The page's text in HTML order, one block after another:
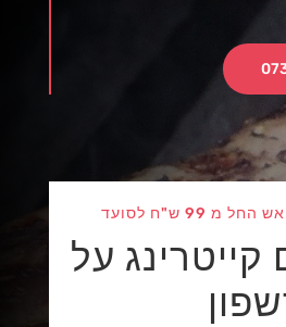
99 ש"ח לסועד
על